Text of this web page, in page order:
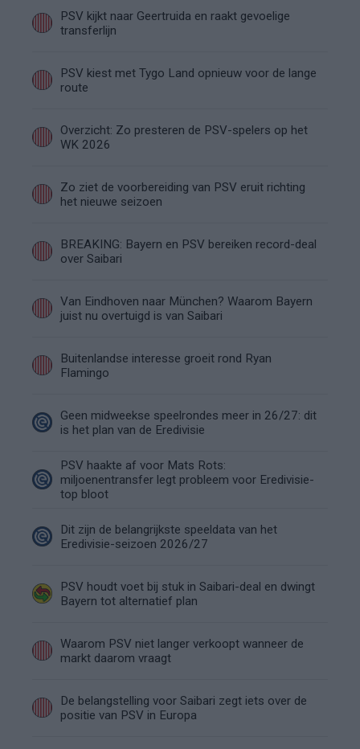
PSV kijkt naar Geertruida en raakt gevoelige
transferlijn
PSV kiest met Tygo Land opnieuw voor de lange
route
Overzicht: Zo presteren de PSV-spelers op het
WK 2026
Zo ziet de voorbereiding van PSV eruit richting
het nieuwe seizoen
BREAKING: Bayern en PSV bereiken record-deal
over Saibari
Van Eindhoven naar München? Waarom Bayern
juist nu overtuigd is van Saibari
Buitenlandse interesse groeit rond Ryan
Flamingo
Geen midweekse speelrondes meer in 26/27: dit
is het plan van de Eredivisie
PSV haakte af voor Mats Rots:
miljoenentransfer legt probleem voor Eredivisie-
top bloot
Dit zijn de belangrijkste speeldata van het
Eredivisie-seizoen 2026/27
PSV houdt voet bij stuk in Saibari-deal en dwingt
Bayern tot alternatief plan
Waarom PSV niet langer verkoopt wanneer de
markt daarom vraagt
De belangstelling voor Saibari zegt iets over de
positie van PSV in Europa